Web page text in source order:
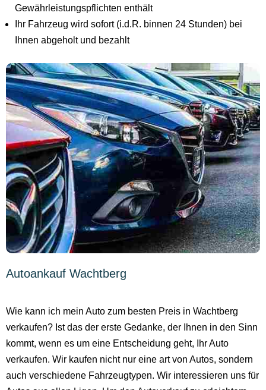
Gewährleistungspflichten enthält
Ihr Fahrzeug wird sofort (i.d.R. binnen 24 Stunden) bei
Ihnen abgeholt und bezahlt
Autoankauf Wachtberg
Wie kann ich mein Auto zum besten Preis in Wachtberg
verkaufen? Ist das der erste Gedanke, der Ihnen in den Sinn
kommt, wenn es um eine Entscheidung geht, Ihr Auto
verkaufen. Wir kaufen nicht nur eine art von Autos, sondern
auch verschiedene Fahrzeugtypen. Wir interessieren uns für